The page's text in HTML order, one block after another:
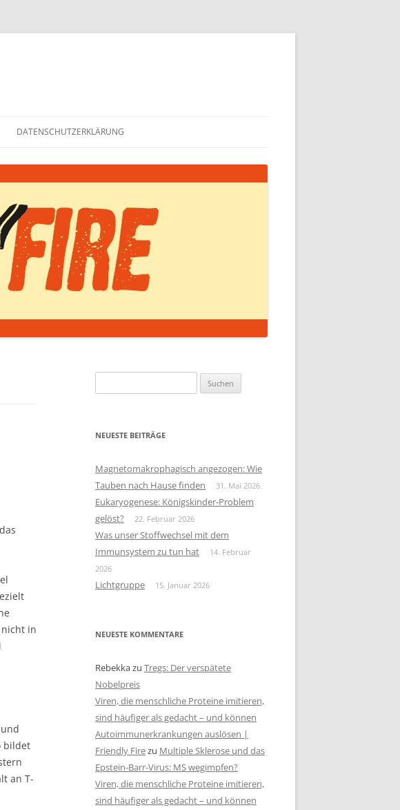
DATENSCHUTZERKLÄRUNG
in
bildet
an T-
nach:
NEUESTE BEITRÄGE
Magnetomakrophagisch angezogen: Wie
Tauben nach Hause finden
31. Mai 2026
Eukaryogenese: Königskinder-Problem
gelöst?
22. Februar 2026
Was unser Stoffwechsel mit dem
Immunsystem zu tun hat
14. Februar
2026
Lichtgruppe 15. Januar 2026
NEUESTE KOMMENTARE
Rebekkazu Tregs: Der verspätete
Nobelpreis
Viren, die menschliche Proteine imitieren,
sind häufiger als gedacht – und können
Autoimmunerkrankungen auslösen |
Friendly Firezu Multiple Sklerose und das
Epstein-Barr-Virus: MS wegimpfen?
Viren, die menschliche Proteine imitieren,
sind häufiger als gedacht – und können